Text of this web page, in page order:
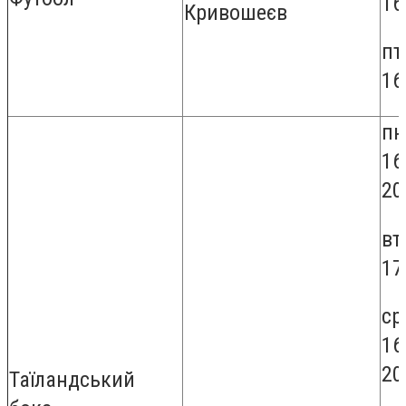
Кривошеєв
Таїландський